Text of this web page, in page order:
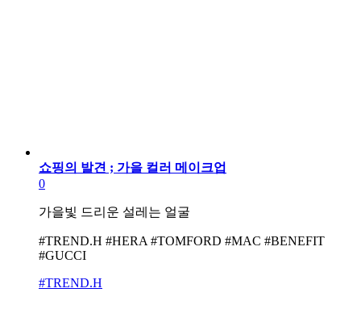
쇼핑의 발견 ; 가을 컬러 메이크업
0
가을빛 드리운 설레는 얼굴
#TREND.H #HERA #TOMFORD #MAC #BENEFIT
#GUCCI
#TREND.H